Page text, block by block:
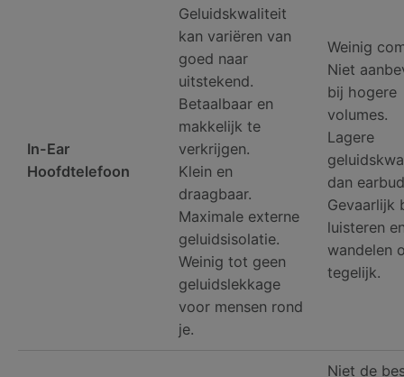
In-Ear
Hoofdtelefoon
Geluidskwaliteit
kan variëren van
goed naar
uitstekend.
Betaalbaar en
makkelijk te
verkrijgen.
Klein en
draagbaar.
Maximale externe
geluidsisolatie.
Weinig tot geen
geluidslekkage
voor mensen rond
je.
Weinig
Niet
bij hogere
volumes.
Lagere
dan
Gevaarlijk
luisteren
wandelen
tegelijk.
Niet de